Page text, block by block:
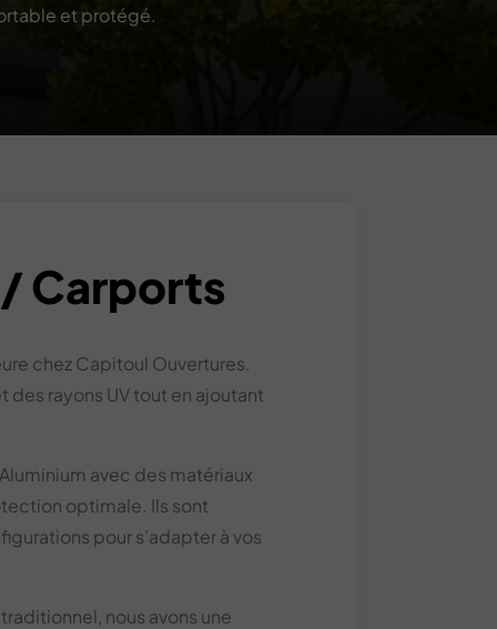
et protégé.
Carports
chez Capitoul Ouvertures.
rayons UV tout en ajoutant
avec des matériaux
optimale. Ils sont
pour s’adapter à vos
nous avons une